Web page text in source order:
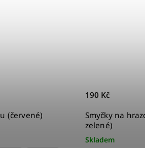
(červené)
Smyčky na
zelené)
Skladem
190 Kč